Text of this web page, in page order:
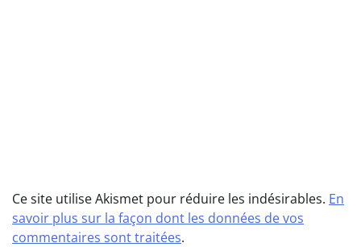
Ce site utilise Akismet pour réduire les indésirables. En
savoir plus sur la façon dont les données de vos
commentaires sont traitées.